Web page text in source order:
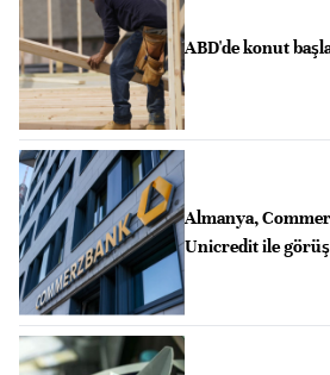
ABD'de konut
Almanya,
Unicredit ile